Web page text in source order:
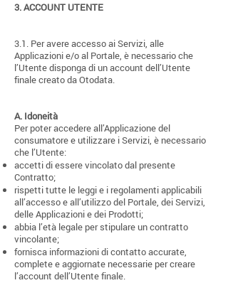
3.ACCOUNT UTENTE
3.1. Per avere accesso ai Servizi, alle
Applicazioni e/o al Portale, è necessario che
l’Utente disponga di un account dell’Utente
finale creato da Otodata.
A. Idoneità
Per poter accedere all’Applicazione del
consumatore e utilizzare i Servizi, è necessario
che l’Utente:
accetti di essere vincolato dal presente
Contratto;
rispetti tutte le leggi e i regolamenti applicabili
all’accesso e all’utilizzo del Portale, dei Servizi,
delle Applicazioni e dei Prodotti;
abbia l’età legale per stipulare un contratto
vincolante;
fornisca informazioni di contatto accurate,
complete e aggiornate necessarie per creare
l’account dell’Utente finale.